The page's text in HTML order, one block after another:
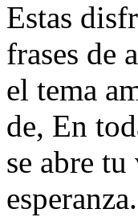
Estas
frases de
el tema
de, En
se abre
esperanza.